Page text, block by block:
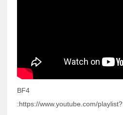
BF4
:https://www.youtube.com/playlist?